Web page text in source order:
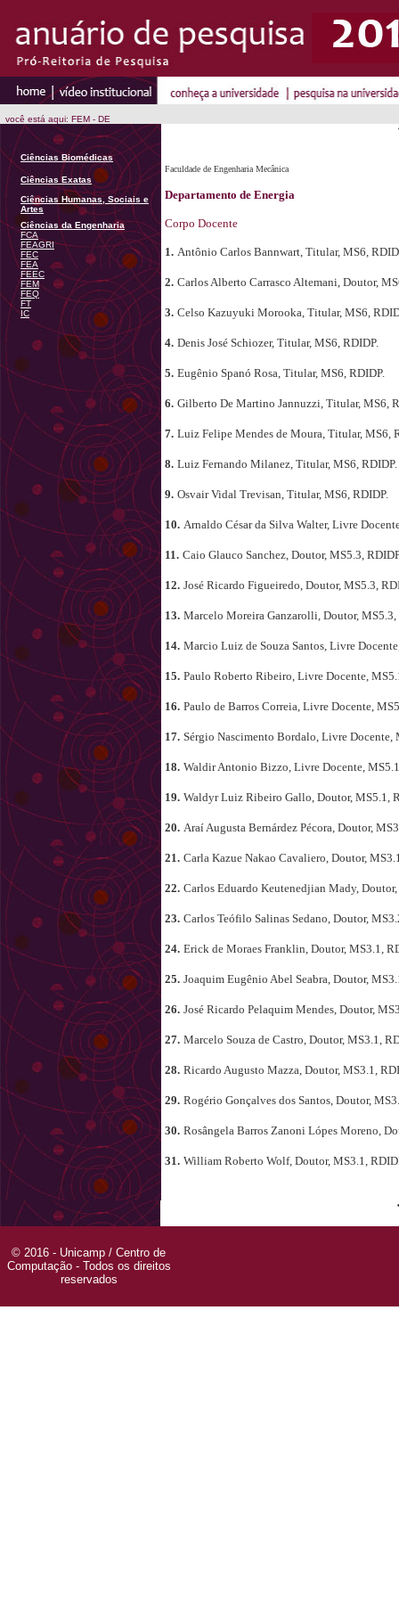
você está aqui: FEM - DE
Ciências Biomédicas
Ciências Exatas
Ciências Humanas, Sociais e
Artes
Ciências da Engenharia
FCA
FEAGRI
FEC
FEA
FEEC
FEM
FEQ
FT
IC
Faculdade de Engenharia Mecânica
Departamento de Energia
Corpo Docente
1. Antônio Carlos Bannwart, Titular, MS6,
2. Carlos Alberto Carrasco Altemani, Doutor,
3. Celso Kazuyuki Morooka, Titular, MS6,
4. Denis José Schiozer, Titular, MS6, RDIDP.
5. Eugênio Spanó Rosa, Titular, MS6, RDIDP.
6. Gilberto De Martino Jannuzzi, Titular, MS6,
7. Luiz Felipe Mendes de Moura, Titular, MS6,
8. Luiz Fernando Milanez, Titular, MS6, RDIDP.
9. Osvair Vidal Trevisan, Titular, MS6, RDIDP.
10. Arnaldo César da Silva Walter, Livre
11. Caio Glauco Sanchez, Doutor, MS5.3,
12. José Ricardo Figueiredo, Doutor, MS5.3,
13. Marcelo Moreira Ganzarolli, Doutor, MS5.3,
14. Marcio Luiz de Souza Santos, Livre
15. Paulo Roberto Ribeiro, Livre Docente,
16. Paulo de Barros Correia, Livre Docente,
17. Sérgio Nascimento Bordalo, Livre Docente,
18. Waldir Antonio Bizzo, Livre Docente,
19. Waldyr Luiz Ribeiro Gallo, Doutor, MS5.1,
20. Araí Augusta Bernárdez Pécora, Doutor,
21. Carla Kazue Nakao Cavaliero, Doutor,
22. Carlos Eduardo Keutenedjian Mady,
23. Carlos Teófilo Salinas Sedano, Doutor,
24. Erick de Moraes Franklin, Doutor, MS3.1,
25. Joaquim Eugênio Abel Seabra, Doutor,
26. José Ricardo Pelaquim Mendes, Doutor,
27. Marcelo Souza de Castro, Doutor, MS3.1,
28. Ricardo Augusto Mazza, Doutor, MS3.1,
29. Rogério Gonçalves dos Santos, Doutor,
30. Rosângela Barros Zanoni Lópes Moreno,
31. William Roberto Wolf, Doutor, MS3.1,
© 2016 - Unicamp / Centro de
Computação - Todos os direitos
reservados